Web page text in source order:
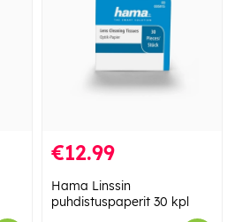
€12.99
Hama Linssin
puhdistuspaperit 30 kpl